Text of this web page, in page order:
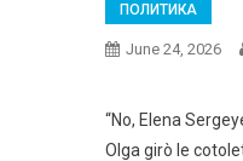
ПОЛИТИКА
June 24, 2026
“No, Elena
Olga girò le